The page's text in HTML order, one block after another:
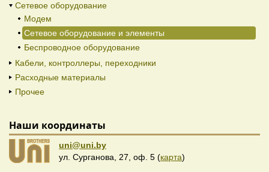
Сетевое оборудование
Модем
Сетевое оборудование и элементы
Беспроводное оборудование
Кабели, контроллеры, переходники
Расходные материалы
Прочее
Наши координаты
uni@uni.by
ул. Сурганова, 27, оф. 5 (карта)